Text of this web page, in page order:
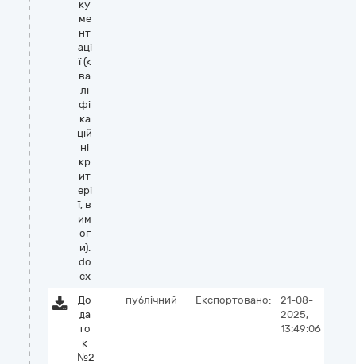
ку
ме
нт
аці
ї (к
ва
лі
фі
ка
цій
ні
кр
ит
ері
ї, в
им
ог
и).
do
cx
До
да
то
к
№2
публічний Експортовано:
21-08-
2025,
13:49:06